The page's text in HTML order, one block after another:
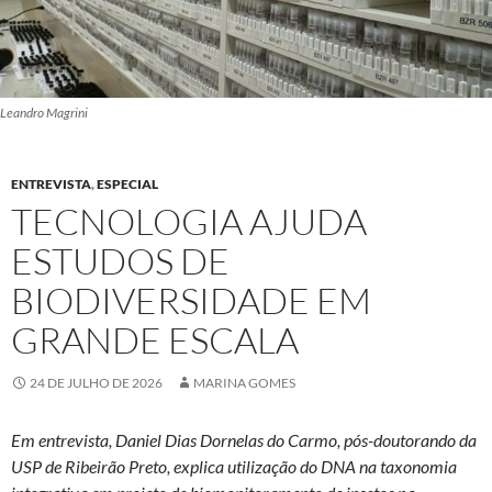
Leandro Magrini
ENTREVISTA,ESPECIAL
TECNOLOGIA AJUDA
ESTUDOS DE
BIODIVERSIDADE EM
GRANDE ESCALA
24 DE JULHO DE 2026 MARINA GOMES
Em entrevista, Daniel Dias Dornelas do Carmo, pós-doutorando da
USP de Ribeirão Preto, explica utilização do DNA na taxonomia